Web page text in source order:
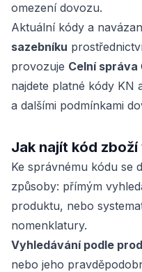
omezení dovozu.
Aktuální kódy a
sazebníku
provozuje Celní správa
najdete platné kódy KN
a dalšími podmínkami
Jak najít kód zboží
Ke správnému kódu se
způsoby: přímým
produktu, nebo
nomenklatury.
Vyhledávání podle
nebo jeho